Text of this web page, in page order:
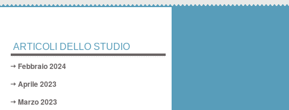
ARTICOLI DELLO STUDIO
Febbraio 2024
Aprile 2023
Marzo 2023